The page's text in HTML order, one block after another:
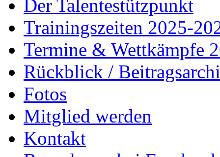
Der Talentestützpunkt
Trainingszeiten 2025-
Termine & Wettkämpfe
Rückblick /
Fotos
Mitglied werden
Kontakt